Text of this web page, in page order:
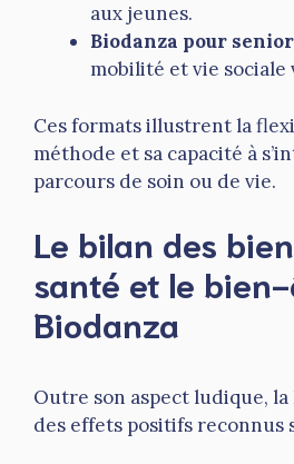
aux jeunes.
Biodanza pour
mobilité et vie sociale
Ces formats illustrent la
méthode et sa capacité à
parcours de soin ou de vie.
Le bilan des
santé et le
Biodanza
Outre son aspect ludique,
des effets positifs reconnus